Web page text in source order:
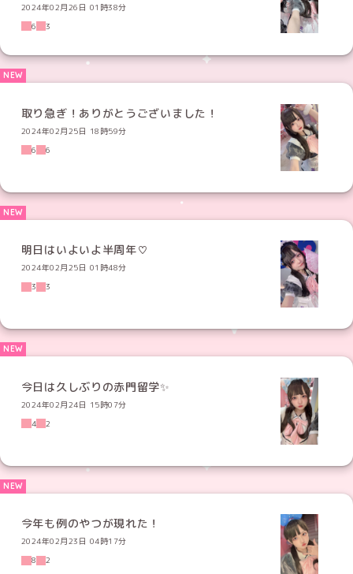
2024年02月26日 01時38分
6
3
取り急ぎ！ありがとうございました！
2024年02月25日 18時59分
6
6
明日はいよいよ半周年♡
2024年02月25日 01時48分
3
3
今日は久しぶりの赤門留学✨
2024年02月24日 15時07分
4
2
今年も例のやつが現れた！
2024年02月23日 04時17分
8
2